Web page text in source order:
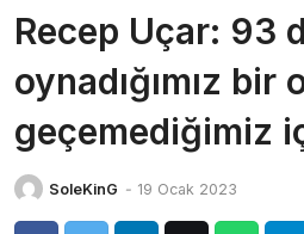
Recep Uçar: 93
oynadığımız bir
geçemediğimiz
SoleKinG - 19 Ocak 2023